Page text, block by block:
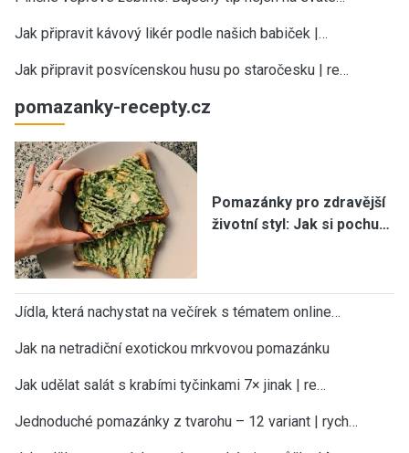
Jak připravit kávový likér podle našich babiček |…
Jak připravit posvícenskou husu po staročesku | re…
pomazanky-recepty.cz
Pomazánky pro zdravější
životní styl: Jak si pochu…
Jídla, která nachystat na večírek s tématem online…
Jak na netradiční exotickou mrkvovou pomazánku
Jak udělat salát s krabími tyčinkami 7× jinak | re…
Jednoduché pomazánky z tvarohu – 12 variant | rych…